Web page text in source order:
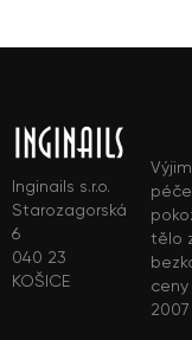
Inginails s.r.o.
Starozagorská
6
040 23
KOŠICE
tělo
ceny
2007